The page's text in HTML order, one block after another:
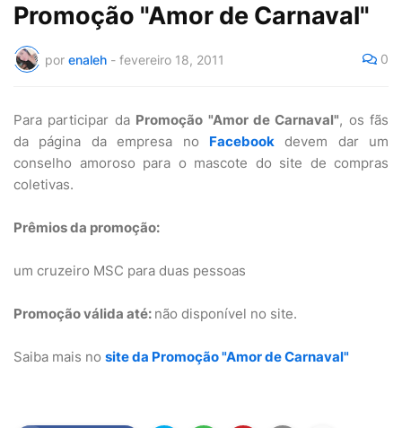
Promoção "Amor de Carnaval"
por enaleh - fevereiro 18, 2011 0
Para participar da Promoção "Amor de Carnaval", os fãs
da página da empresa no Facebookdevem dar um
conselho amoroso para o mascote do site de compras
coletivas.
Prêmios da promoção:
um cruzeiro MSC para duas pessoas
Promoção válida até: não disponível no site.
Saiba mais no site da Promoção "Amor de Carnaval"